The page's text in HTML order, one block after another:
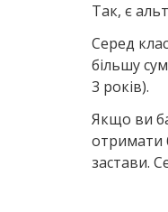
Так, є
Серед
більшу
3 років).
Якщо ви
отримати
застави.